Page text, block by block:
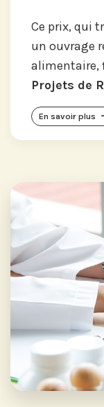
Ce prix, qui
un ouvrage
alimentaire,
Projets de
En savoir plus